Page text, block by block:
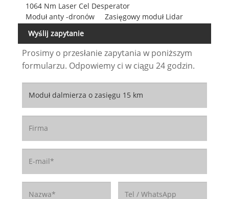
1064 Nm Laser Cel Desperator
Moduł anty -dronów
Zasięgowy moduł Lidar
Wyślij zapytanie
Prosimy o przesłanie zapytania w poniższym
formularzu. Odpowiemy ci w ciągu 24 godzin.